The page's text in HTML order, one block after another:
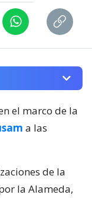
el marco de la
a las
de la
la Alameda,